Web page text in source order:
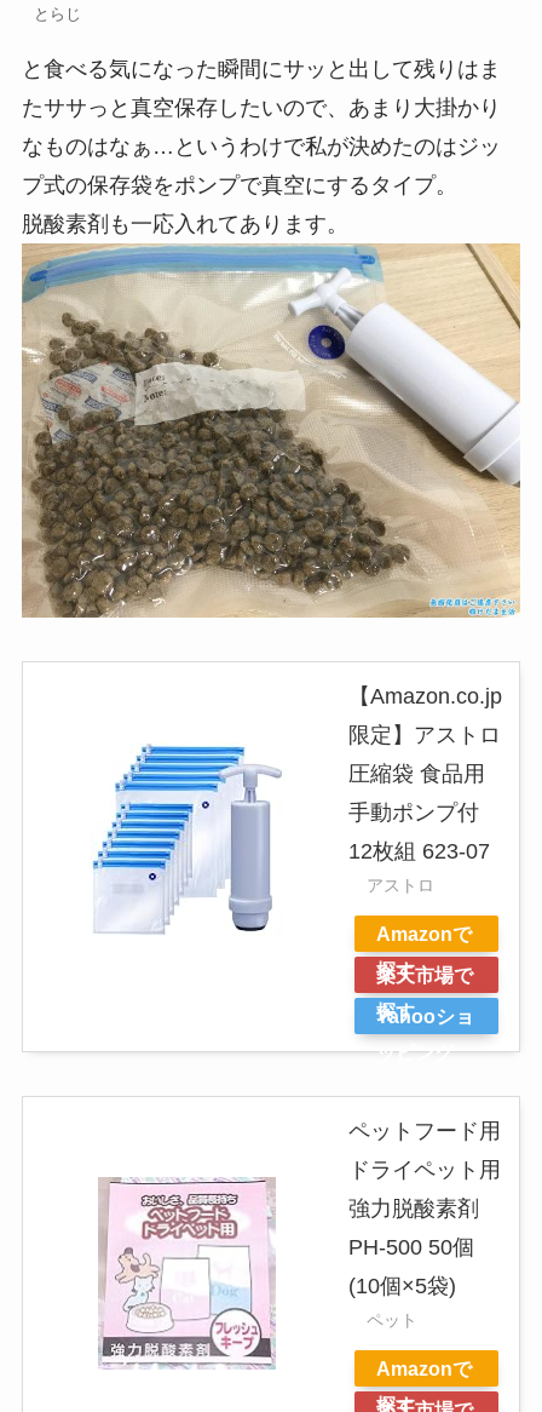
とらじ
と食べる気になった瞬間にサッと出して残りはま
たササっと真空保存したいので、あまり大掛かり
なものはなぁ…というわけで私が決めたのはジッ
プ式の保存袋をポンプで真空にするタイプ。
脱酸素剤も一応入れてあります。
【Amazon.co.jp
限定】アストロ
圧縮袋 食品用
手動ポンプ付
12枚組 623-07
アストロ
Amazonで
探す
楽天市場で
探す
Yahooショ
ッピング
ペットフード用
ドライペット用
強力脱酸素剤
PH-500 50個
(10個×5袋)
ペット
Amazonで
探す